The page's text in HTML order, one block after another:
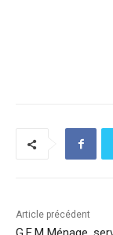
Article précédent